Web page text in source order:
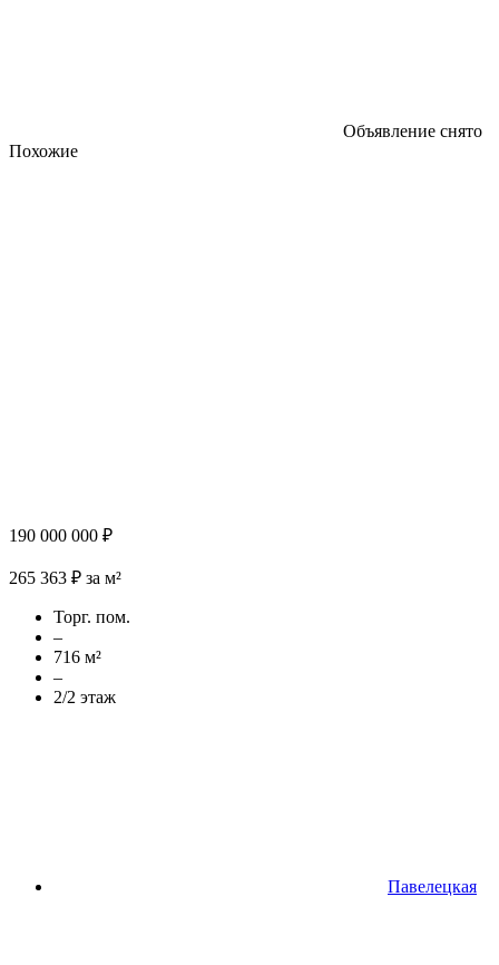
Объявление снято
Похожие
190 000 000 ₽
265 363 ₽ за м²
Торг. пом.
–
716 м²
–
2/2 этаж
Павелецкая